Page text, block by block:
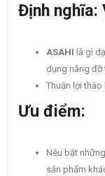
Định nghĩa:
ASAHI là gì
dụng nâng
Thuận lợi
Ưu điểm:
Nêu bật
sản phẩm